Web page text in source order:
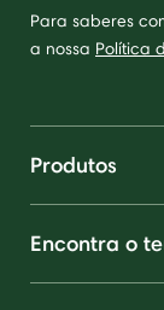
Para saberes
a nossa Política
Produtos
Encontra o